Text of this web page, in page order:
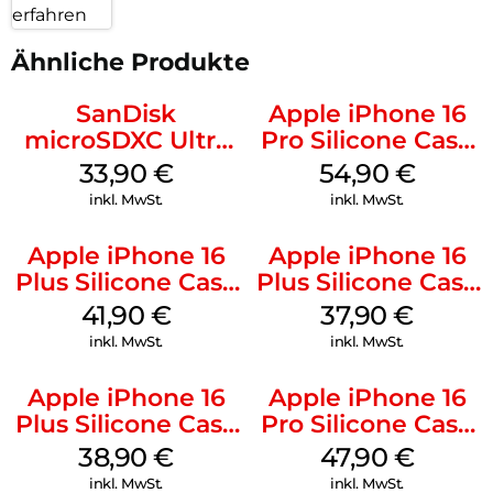
erfahren
Ähnliche Produkte
SanDisk
microSDXC Ultra
128 GB + Adapter
Mobile
33,90 €
inkl. MwSt.
Apple iPhone 16
Pro Silicone Case
MagSafe Black
54,90 €
inkl. MwSt.
Apple iPhone 16
Plus Silicone Case
MagSafe Stone
Gray
41,90 €
inkl. MwSt.
Apple iPhone 16
Plus Silicone Case
MagSafe Lake
Green
37,90€
inkl. MwSt.
Apple iPhone 16
Plus Silicone Case
MagSafe Denim
38,90€
inkl. MwSt.
Apple iPhone 16
Pro Silicone Case
MagSafe Denim
47,90 €
inkl. MwSt.